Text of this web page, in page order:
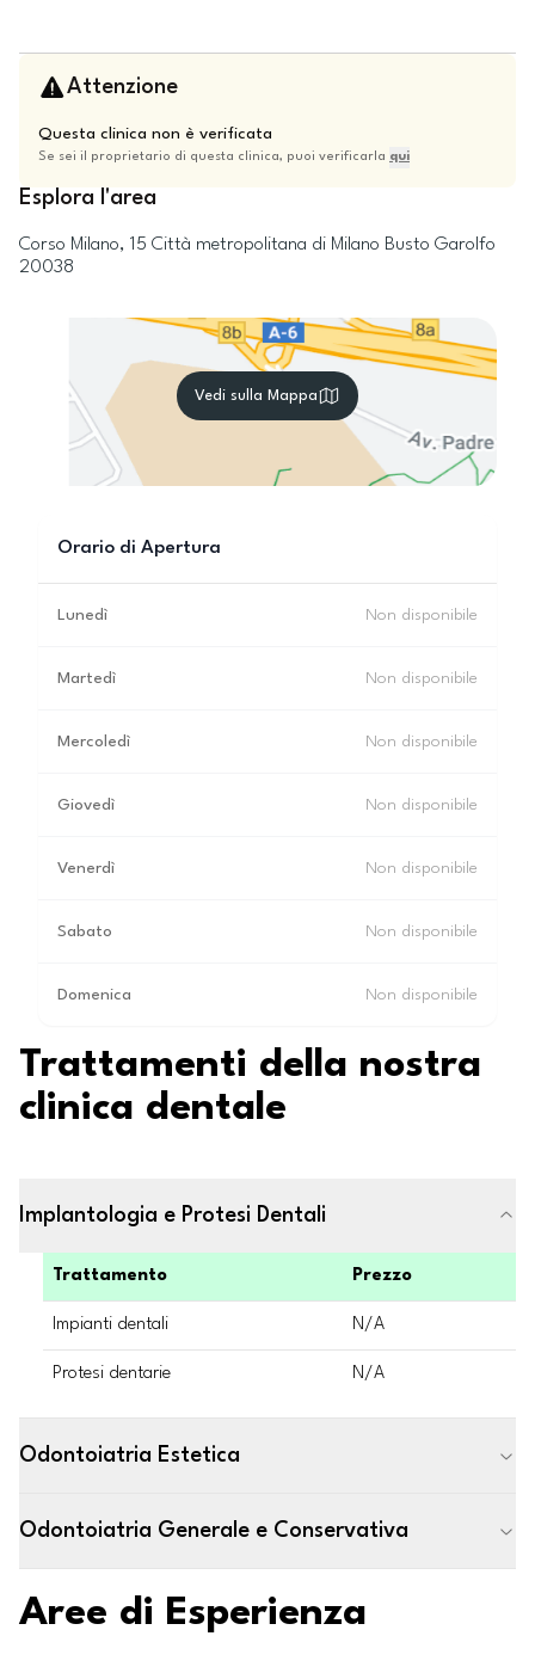
Attenzione
Questa clinica non è verificata
Se sei il proprietario di questa clinica, puoi verificarla qui
Esplora l'area
Corso Milano, 15 Città metropolitana di Milano Busto Garolfo
20038
Vedi sulla Mappa
Orario di Apertura
Lunedì Non disponibile
Martedì Non disponibile
Mercoledì Non disponibile
Giovedì Non disponibile
Venerdì Non disponibile
Sabato Non disponibile
Domenica Non disponibile
Trattamenti della nostra
clinica dentale
Implantologia e Protesi Dentali
Trattamento Prezzo
Impianti dentali N/A
Protesi dentarie N/A
Odontoiatria Estetica
Odontoiatria Generale e Conservativa
Aree di Esperienza